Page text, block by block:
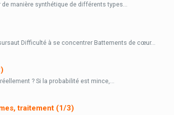
manière synthétique de différents types...
Difficulté à se concentrer Battements de cœur...
? Si la probabilité est mince,...
traitement (1/3)